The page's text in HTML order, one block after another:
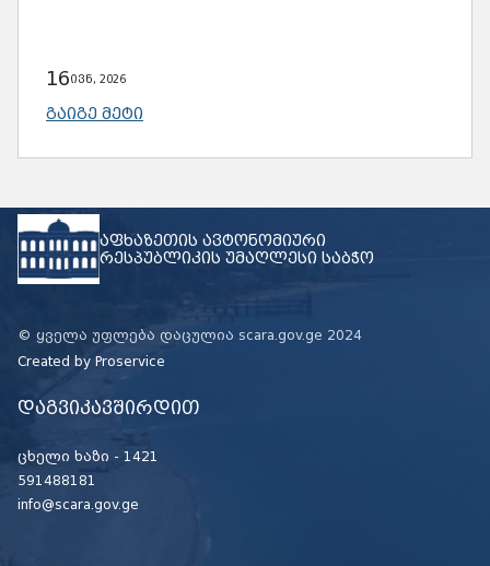
21აპრ, 2026
ᲒᲐᲘᲒᲔ ᲛᲔᲢᲘ
აფხაზეთის ავტონომიური
რესპუბლიკის უმაღლესი საბჭო
© ყველა უფლება დაცულია scara.gov.ge 2024
Created by Proservice
დაგვიკავშირდით
ცხელი ხაზი - 1421
591488181
info@scara.gov.ge